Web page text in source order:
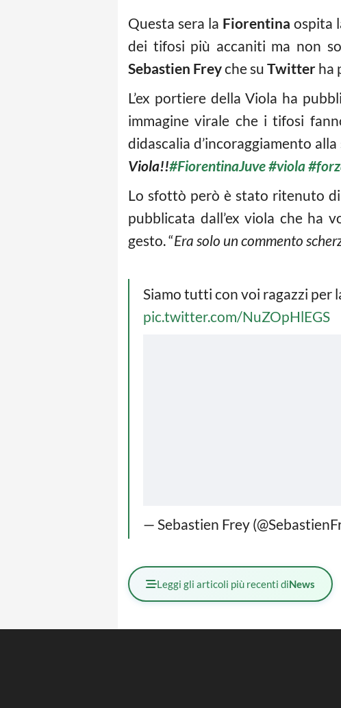
Questa sera la Fiorentina ospita
dei tifosi più accaniti ma non
Sebastien Freyche su Twitter ha
L’ex portiere della Viola ha
immagine virale che i tifosi
didascalia d’incoraggiamento alla
Viola!!#FiorentinaJuve#viola#
Lo sfottò però è stato ritenuto
pubblicata dall’ex viola che ha
gesto. “Era solo un commento
Siamo tutti con voi ragazzi per
pic.twitter.com/NuZOpHlEGS
— Sebastien Frey
Leggi gli articoli più recenti diNews